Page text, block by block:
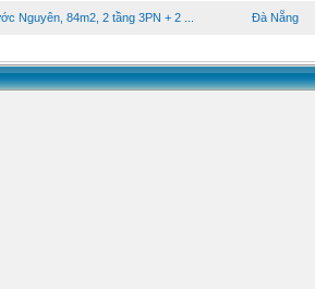
Nguyên, 84m2, 2 tầng 3PN + 2 ... Đà Nẵng